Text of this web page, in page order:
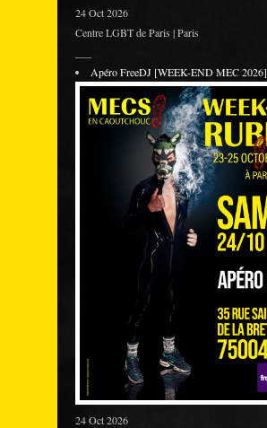
24 Oct 2026
Centre LGBT de Paris | Paris
Apéro FreeDJ [WEEK-END MEC 2026]
24 Oct 2026